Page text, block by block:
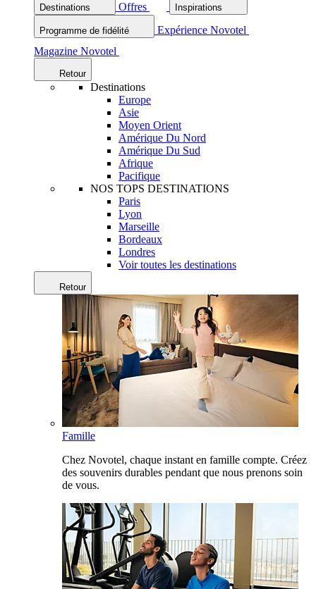
Destinations Offres Inspirations
Programme de fidélité
Expérience Novotel
Magazine Novotel
Retour
Destinations
Europe
Asie
Moyen Orient
Amérique Du Nord
Amérique Du Sud
Afrique
Pacifique
NOS TOPS DESTINATIONS
Paris
Lyon
Marseille
Bordeaux
Londres
Voir toutes les destinations
Retour
Famille
Chez Novotel, chaque instant en famille compte. Créez
des souvenirs durables pendant que nous prenons soin
de vous.